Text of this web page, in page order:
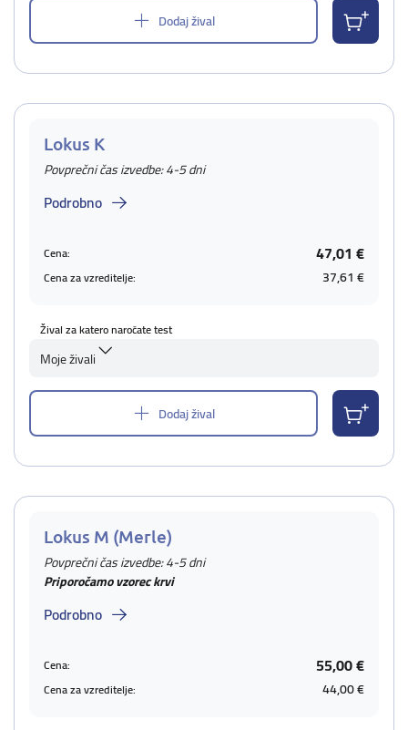
Dodaj žival
Lokus K
Povprečni čas izvedbe: 4-5 dni
Podrobno
Cena: 47,01 €
Cena za vzreditelje: 37,61 €
Žival za katero naročate test
Moje živali
Dodaj žival
Lokus M (Merle)
Povprečni čas izvedbe: 4-5 dni
Priporočamo vzorec krvi
Podrobno
Cena: 55,00 €
Cena za vzreditelje: 44,00 €